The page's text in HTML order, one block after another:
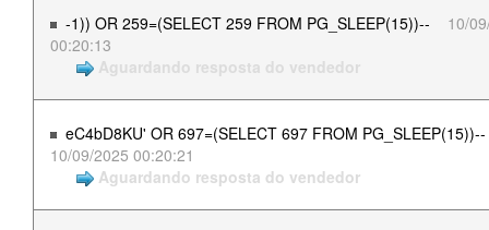
-1)) OR 259=(SELECT 259 FROM PG_SLEEP(15))--
10/
00:20:13
Aguardando resposta do vendedor
eC4bD8KU' OR 697=(SELECT 697 FROM PG_SLEEP(15))--
10/09/2025 00:20:21
Aguardando resposta do vendedor